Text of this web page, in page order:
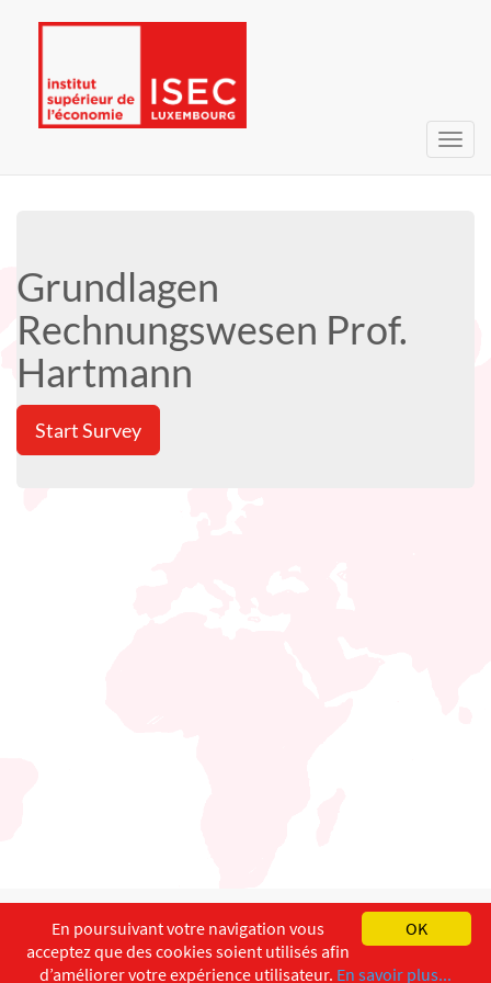
Grundlagen
Rechnungswesen Prof.
Hartmann
Start Survey
English Français
Copyright ©ISEC-AdW Impressum
OK
En poursuivant votre navigation vous
acceptez que des cookies soient utilisés afin
d’améliorer votre expérience utilisateur. En savoir plus...